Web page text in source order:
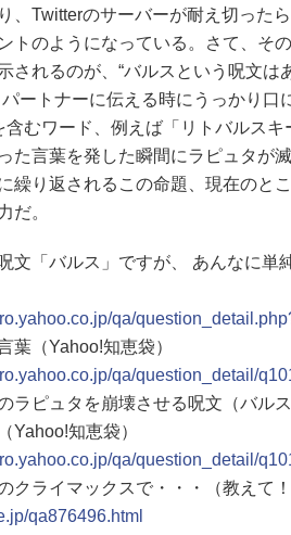
、Twitterのサーバーが耐え切った
トのようになっている。さて、そ
されるのが、“バルスという呪文は
ートナーに伝える時にうっかり口
むワード、例えば「リトバルス
た言葉を発した瞬間にラピュタが
繰り返されるこの命題、現在のと
だ。
文「バルス」ですが、 あんなに単
qa/
（Yahoo!知恵袋）
qa/question_detail/
ラピュタを崩壊させる呪文（バル
Yahoo!知恵袋）
qa/question_detail/
ライマックスで・・・（教えて！
qa876496.html